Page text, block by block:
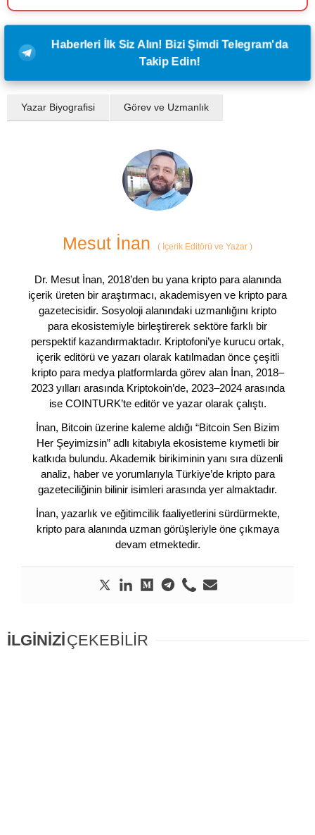
Haberleri İlk Siz Alın! Bizi Şimdi Telegram'da
Takip Edin!
Yazar Biyografisi Görev ve Uzmanlık
Mesut İnan ( İçerik Editörü ve Yazar )
Dr. Mesut İnan, 2018’den bu yana kripto para alanında
içerik üreten bir araştırmacı, akademisyen ve kripto para
gazetecisidir. Sosyoloji alanındaki uzmanlığını kripto
para ekosistemiyle birleştirerek sektöre farklı bir
perspektif kazandırmaktadır. Kriptofoni’ye kurucu ortak,
içerik editörü ve yazarı olarak katılmadan önce çeşitli
kripto para medya platformlarda görev alan İnan, 2018–
2023 yılları arasında Kriptokoin’de, 2023–2024 arasında
ise COINTURK’te editör ve yazar olarak çalıştı.
İnan, Bitcoin üzerine kaleme aldığı “Bitcoin Sen Bizim
Her Şeyimizsin” adlı kitabıyla ekosisteme kıymetli bir
katkıda bulundu. Akademik birikiminin yanı sıra düzenli
analiz, haber ve yorumlarıyla Türkiye’de kripto para
gazeteciliğinin bilinir isimleri arasında yer almaktadır.
İnan, yazarlık ve eğitimcilik faaliyetlerini sürdürmekte,
kripto para alanında uzman görüşleriyle öne çıkmaya
devam etmektedir.
İLGİNİZİÇEKEBİLİR